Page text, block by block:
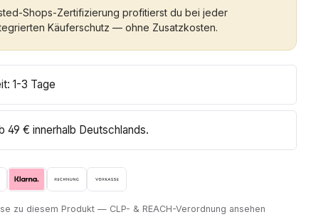
Shops-Zertifizierung profitierst du bei jeder
Käuferschutz — ohne Zusatzkosten.
1-3 Tage
49 € innerhalb Deutschlands.
zu diesem Produkt — CLP- & REACH-Verordnung ansehen